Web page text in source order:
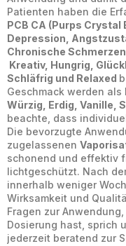
Patienten haben die
PCB CA (Purps Crystal
Depression,
Chronische Schmerzen
Kreativ, Hungrig,
Schläfrig und Relaxed
Geschmack werden als
Würzig, Erdig, Vanille,
beachte, dass
Die bevorzugte
zugelassenen
schonend und effektiv
lichtgeschützt. Nach
innerhalb weniger
Wirksamkeit und
Fragen zur
Dosierung hast, sprich
jederzeit beratend zur